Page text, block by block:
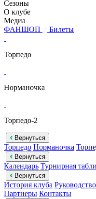
Сезоны
О клубе
Медиа
ФАНШОП
Билеты
Торпедо
Норманочка
Торпедо-2
Вернуться
Торпедо Норманочка
Вернуться
Календарь Турнирная
Вернуться
История клуба
Партнеры Контакты